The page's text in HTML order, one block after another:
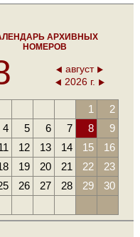
АРХИВНЫХ
НОМЕРОВ
август
2026 г.
1
2
4 5 6 7 8
9
12 13 14 15
16
19 20 21 22
23
26 27 28 29
30